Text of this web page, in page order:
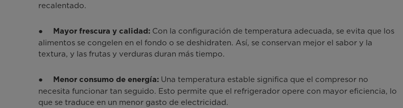
recalentado.
● Mayor frescura y calidad: Con la configuración de temperatura adecuada, se evita que los
alimentos se congelen en el fondo o se deshidraten. Así, se conservan mejor el sabor y la
textura, y las frutas y verduras duran más tiempo.
● Menor consumo de energía: Una temperatura estable significa que el compresor no
necesita funcionar tan seguido. Esto permite que el refrigerador opere con mayor eficiencia, lo
que se traduce en un menor gasto de electricidad.